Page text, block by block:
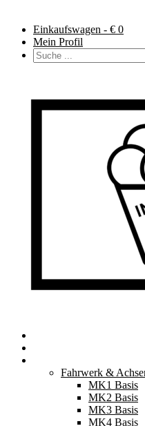
Einkaufswagen - € 0
Mein Profil
Fahrwerk &
MK1 Basis
MK2 Basis
MK3 Basis
MK4 Basis